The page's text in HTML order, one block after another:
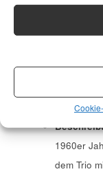
Das Trio
einen
„For Once In
1960er
dem Trio